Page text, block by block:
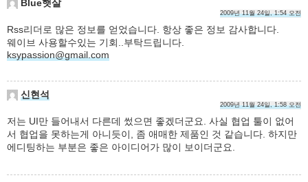
Blue햇살
2009년 11월 24일, 1:54 오전
Rss리더로 많은 정보를 얻었습니다. 항상 좋은 정보 감사합니다.
웨이브 사용할수있는 기회..부탁드립니다.
ksypassion@gmail.com
신현석
2009년 11월 24일, 1:58 오전
저는 UI만 들어내서 다른데 썼으면 좋겠더군요. 사실 협업 툴이 없어
서 협업을 못하는게 아니듯이, 좀 애매한 제품인 것 같습니다. 하지만
에디팅하는 부분은 좋은 아이디어가 많이 보이더군요.